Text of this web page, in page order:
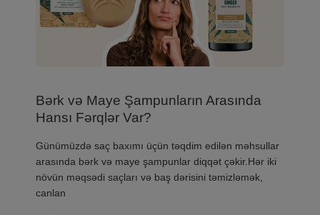
Bərk və Maye Şampunların Arasında
Hansı Fərqlər Var?
​Günümüzdə saç baxımı üçün təqdim edilən məhsullar
arasında bərk və maye şampunlar diqqət çəkir.Hər iki
növün məqsədi saçları və baş dərisini təmizləmək,
canlan